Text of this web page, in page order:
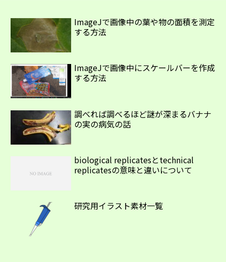
ImageJで画像中の葉や物の面積を測定
する方法
ImageJで画像中にスケールバーを作成
する方法
調べれば調べるほど謎が深まるバナナ
の実の病気の話
biological replicatesとtechnical
replicatesの意味と違いについて
研究用イラスト素材一覧